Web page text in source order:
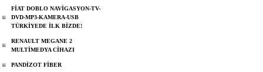
FİAT DOBLO NAVİGASYON-TV-
DVD-MP3-KAMERA-USB
TÜRKİYEDE İLK BİZDE!
RENAULT MEGANE 2
MULTİMEDYA CİHAZI
PANDİZOT FİBER